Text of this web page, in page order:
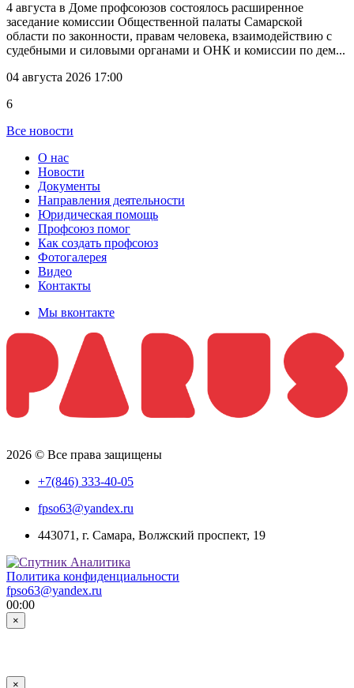
4 августа в Доме профсоюзов состоялось расширенное
заседание комиссии Общественной палаты Самарской
области по законности, правам человека, взаимодействию с
судебными и силовыми органами и ОНК и комиссии по дем...
04 августа 2026 17:00
6
Все новости
О нас
Новости
Документы
Направления деятельности
Юридическая помощь
Профсоюз помог
Как создать профсоюз
Фотогалерея
Видео
Контакты
Мы вконтакте
2026 © Все права защищены
+7(846) 333-40-05
fpso63@yandex.ru
443071, г. Самара, Волжский проспект, 19
Политика конфиденциальности
fpso63@yandex.ru
00:00
×
×